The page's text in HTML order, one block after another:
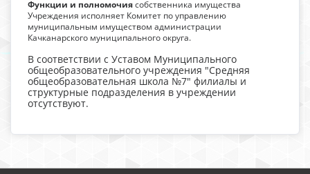
Функции и полномочиясобственника имущества
Учреждения исполняет Комитет по управлению
муниципальным имуществом администрации
Качканарского муниципального округа.
В соответствии с Уставом Муниципального
общеобразовательного учреждения "Средняя
общеобразовательная школа №7" филиалы и
структурные подразделения в учреждении
отсутствуют.